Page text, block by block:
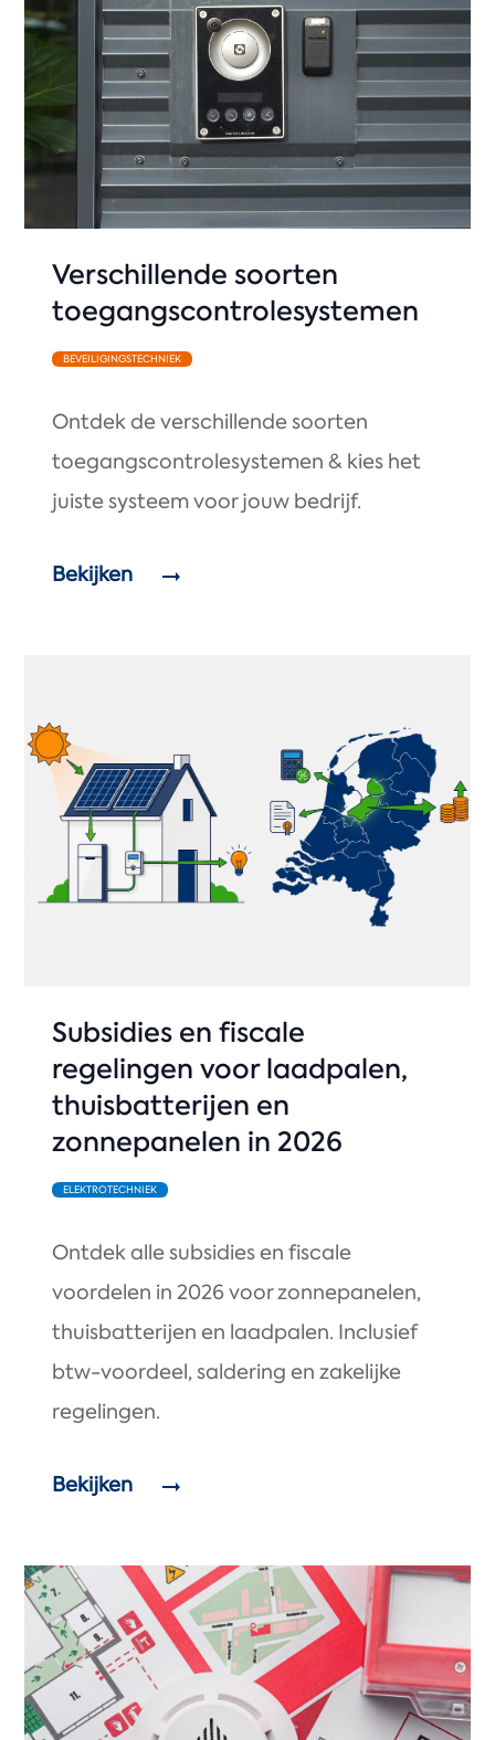
Verschillende soorten
toegangscontrolesystemen
BEVEILIGINGSTECHNIEK
Ontdek de verschillende soorten
toegangscontrolesystemen & kies het
juiste systeem voor jouw bedrijf.
Bekijken
Subsidies en fiscale
regelingen voor laadpalen,
thuisbatterijen en
zonnepanelen in 2026
ELEKTROTECHNIEK
Ontdek alle subsidies en fiscale
voordelen in 2026 voor zonnepanelen,
thuisbatterijen en laadpalen. Inclusief
btw-voordeel, saldering en zakelijke
regelingen.
Bekijken